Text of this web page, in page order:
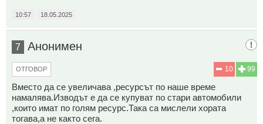
10:57 18.05.2025
7 Анонимен
99
10
ОТГОВОР
Вместо да се увеличава ,ресурсът по наше време
намалява.Изводът е да се купуват по стари автомобили
,които имат по голям ресурс.Така са мислели хората
тогава,а не както сега.